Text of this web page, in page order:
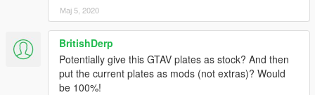
Мај 5, 2020
BritishDerp
Potentially give this GTAV plates as stock? And then
put the current plates as mods (not extras)? Would
be 100%!